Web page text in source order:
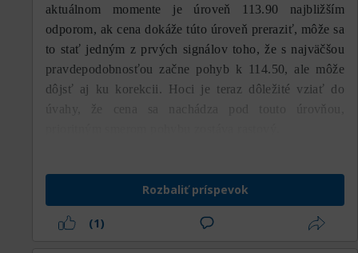
aktuálnom momente je úroveň 113.90 najbližším
odporom, ak cena dokáže túto úroveň preraziť, môže sa
to stať jedným z prvých signálov toho, že s najväčšou
pravdepodobnosťou začne pohyb k 114.50, ale môže
dôjsť aj ku korekcii. Hoci je teraz dôležité vziať do
úvahy, že cena sa nachádza pod touto úrovňou,
Rozbaliť príspevok
(1)